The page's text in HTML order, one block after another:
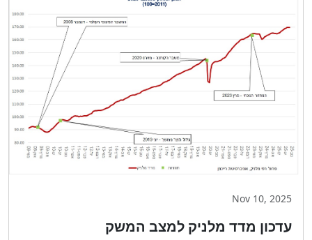
Nov 10, 2025
עדכון מדד מלניק למצב המשק